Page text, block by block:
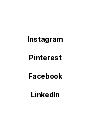
Instagram
Pinterest
Facebook
LinkedIn